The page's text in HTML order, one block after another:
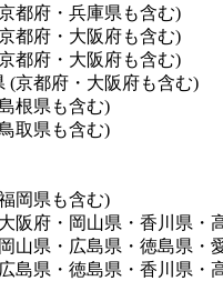
都府・兵庫県も含む)
都府・大阪府も含む)
都府・大阪府も含む)
(京都府・大阪府も含む)
根県も含む)
取県も含む)
岡県も含む)
阪府・岡山県・香川県・
山県・広島県・徳島県・
島県・徳島県・香川県・